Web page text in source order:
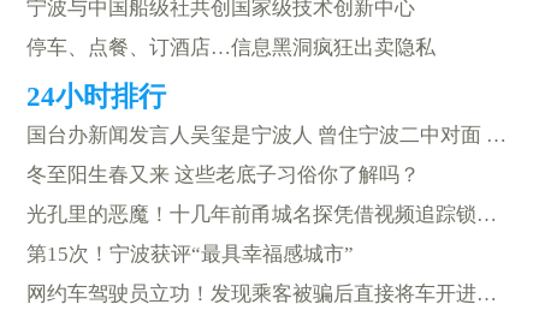
宁波与中国船级社共创国家级技术创新中心
停车、点餐、订酒店…信息黑洞疯狂出卖隐私
国台办新闻发言人吴玺是宁波人 曾住宁波二中对面 成绩数一数二
冬至阳生春又来 这些老底子习俗你了解吗？
光孔里的恶魔！十几年前甬城名探凭借视频追踪锁定凶手
第15次！宁波获评“最具幸福感城市”
网约车驾驶员立功！发现乘客被骗后直接将车开进派出所